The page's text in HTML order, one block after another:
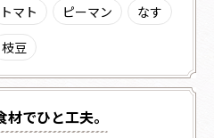
トマト ピーマン
なす
枝豆
材でひと⼯夫。